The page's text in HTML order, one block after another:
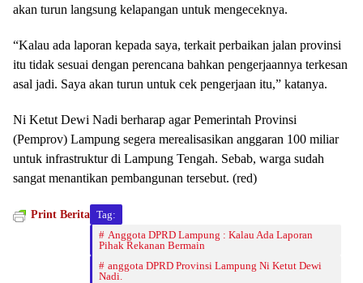
akan turun langsung kelapangan untuk mengeceknya.
“Kalau ada laporan kepada saya, terkait perbaikan jalan provinsi
itu tidak sesuai dengan perencana bahkan pengerjaannya terkesan
asal jadi. Saya akan turun untuk cek pengerjaan itu,” katanya.
Ni Ketut Dewi Nadi berharap agar Pemerintah Provinsi
(Pemprov) Lampung segera merealisasikan anggaran 100 miliar
untuk infrastruktur di Lampung Tengah. Sebab, warga sudah
sangat menantikan pembangunan tersebut. (red)
Print Berita Tag:
Anggota DPRD Lampung : Kalau Ada Laporan
Pihak Rekanan Bermain
anggota DPRD Provinsi Lampung Ni Ketut Dewi
Nadi.